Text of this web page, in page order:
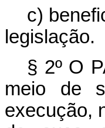
c)
legislação.
§ 2º O
meio de
execução,